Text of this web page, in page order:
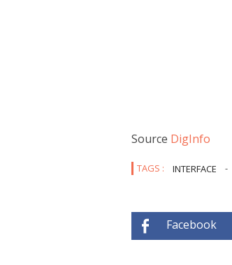
Source DigInfo
TAGS : INTERFACE -
Facebook